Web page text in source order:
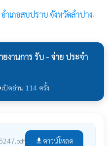
อำเภอสบปราบ จังหวัดลำปาง›
งานการ รับ - จ่าย ประจำ
เปิดอ่าน 114 ครั้ง
file_download ดาวน์โหลด